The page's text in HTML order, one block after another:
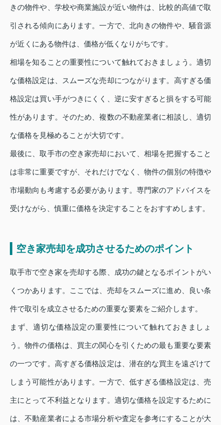
きの物件や、学校や商業施設が近い物件は、比較的高値で取
引される傾向にあります。一方で、北向きの物件や、騒音源
が近くにある物件は、価格が低くなりがちです。
相場を知ることの重要性について触れておきましょう。適切
な価格設定は、スムーズな売却につながります。高すぎる価
格設定は買い手がつきにくく、逆に安すぎると損をする可能
性があります。そのため、複数の不動産業者に相談し、適切
な価格を見極めることが大切です。
最後に、取手市の空き家売却において、相場を把握すること
は非常に重要ですが、それだけでなく、物件の個別の特徴や
市場動向も考慮する必要があります。専門家のアドバイスを
受けながら、慎重に価格を決定することをおすすめします。
空き家売却を成功させるためのポイント
取手市で空き家を売却する際、成功の鍵となるポイントがい
くつかあります。ここでは、売却をスムーズに進め、良い条
件で取引を成立させるための重要な要素をご紹介します。
まず、適切な価格設定の重要性について触れておきましょ
う。物件の価格は、買主の関心を引くための最も重要な要素
の一つです。高すぎる価格設定は、潜在的な買主を遠ざけて
しまう可能性があります。一方で、低すぎる価格設定は、売
主にとって不利益となります。適切な価格を設定するために
は、不動産業者による市場分析や査定を参考にすることが大